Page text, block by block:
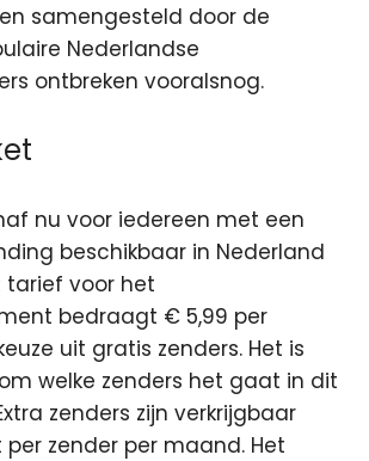
samengesteld door de
Nederlandse
ontbreken vooralsnog.
nu voor iedereen met een
beschikbaar in Nederland
tarief voor het
bedraagt € 5,99 per
uit gratis zenders. Het is
welke zenders het gaat in dit
zenders zijn verkrijgbaar
zender per maand. Het